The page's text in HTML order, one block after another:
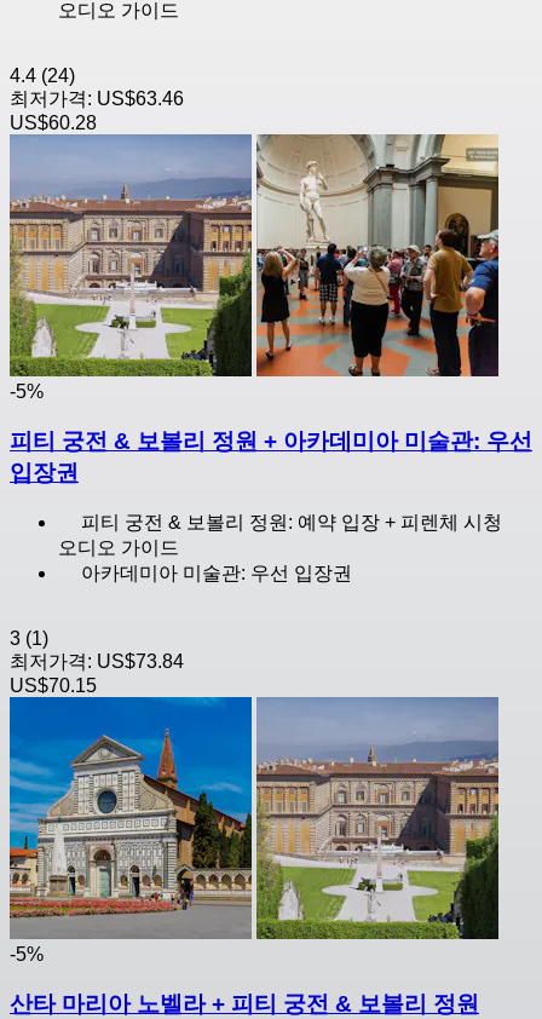
오디오 가이드
4.4 (24)
최저가격: US$63.46
US$60.28
-5%
피티 궁전 & 보볼리 정원 + 아카데미아 미술관: 우선
입장권
피티 궁전 & 보볼리 정원: 예약 입장 + 피렌체 시청
오디오 가이드
아카데미아 미술관: 우선 입장권
3 (1)
최저가격: US$73.84
US$70.15
-5%
산타 마리아 노벨라 + 피티 궁전 & 보볼리 정원